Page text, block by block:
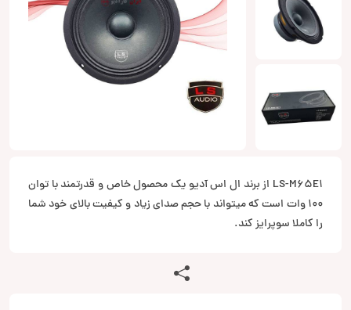
LS-M65E1 از برند ال اس آدیو یک محصول خاص و قدرتمند با توان
100 وات است که میتواند با حجم صدای زیاد و کیفیت بالای خود شما
را کاملا سوپرایز کند.